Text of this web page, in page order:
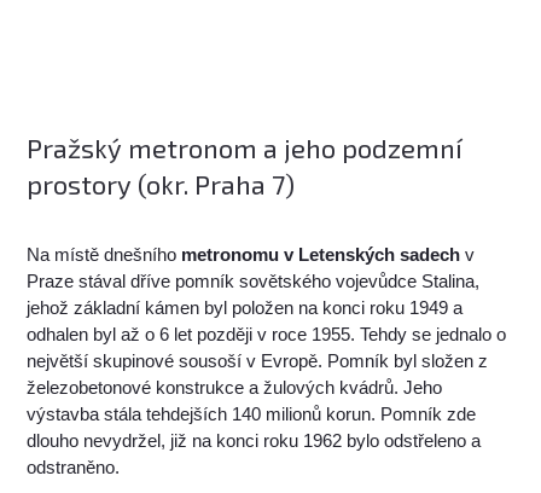
Pražský metronom a jeho podzemní
prostory (okr. Praha 7)
Na místě dnešního metronomu v Letenských sadech v
Praze stával dříve pomník sovětského vojevůdce Stalina,
jehož základní kámen byl položen na konci roku 1949 a
odhalen byl až o 6 let později v roce 1955. Tehdy se jednalo o
největší skupinové sousoší v Evropě. Pomník byl složen z
železobetonové konstrukce a žulových kvádrů. Jeho
výstavba stála tehdejších 140 milionů korun. Pomník zde
dlouho nevydržel, již na konci roku 1962 bylo odstřeleno a
odstraněno.